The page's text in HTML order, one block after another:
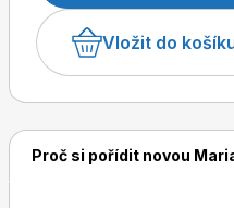
Burda Best of
Vložit do
Proč si pořídit novou